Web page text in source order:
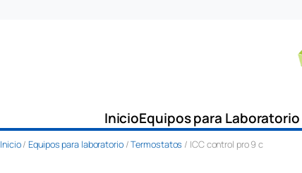
InicioEquipos para Laboratorio
Inicio/Equipos para laboratorio/Termostatos / ICC control pro 9 c